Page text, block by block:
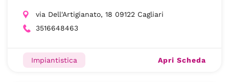
via Dell'Artigianato, 18 09122 Cagliari
3516648463
Impiantistica Apri Scheda